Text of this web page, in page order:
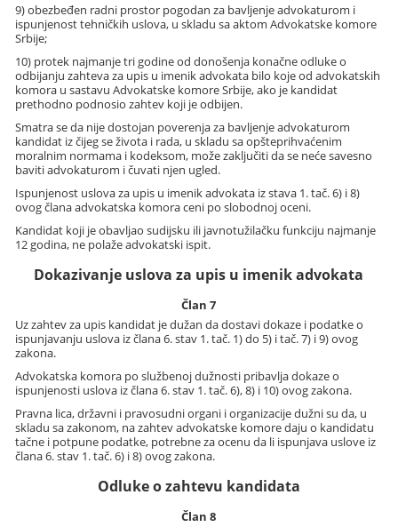
9) obezbeđen radni prostor pogodan za bavljenje advokaturom i
ispunjenost tehničkih uslova, u skladu sa aktom Advokatske komore
Srbije;
10) protek najmanje tri godine od donošenja konačne odluke o
odbijanju zahteva za upis u imenik advokata bilo koje od advokatskih
komora u sastavu Advokatske komore Srbije, ako je kandidat
prethodno podnosio zahtev koji je odbijen.
Smatra se da nije dostojan poverenja za bavljenje advokaturom
kandidat iz čijeg se života i rada, u skladu sa opšteprihvaćenim
moralnim normama i kodeksom, može zaključiti da se neće savesno
baviti advokaturom i čuvati njen ugled.
Ispunjenost uslova za upis u imenik advokata iz stava 1. tač. 6) i 8)
ovog člana advokatska komora ceni po slobodnoj oceni.
Kandidat koji je obavljao sudijsku ili javnotužilačku funkciju najmanje
12 godina, ne polaže advokatski ispit.
Dokazivanje uslova za upis u imenik advokata
Član 7
Uz zahtev za upis kandidat je dužan da dostavi dokaze i podatke o
ispunjavanju uslova iz člana 6. stav 1. tač. 1) do 5) i tač. 7) i 9) ovog
zakona.
Advokatska komora po službenoj dužnosti pribavlja dokaze o
ispunjenosti uslova iz člana 6. stav 1. tač. 6), 8) i 10) ovog zakona.
Pravna lica, državni i pravosudni organi i organizacije dužni su da, u
skladu sa zakonom, na zahtev advokatske komore daju o kandidatu
tačne i potpune podatke, potrebne za ocenu da li ispunjava uslove iz
člana 6. stav 1. tač. 6) i 8) ovog zakona.
Odluke o zahtevu kandidata
Član 8